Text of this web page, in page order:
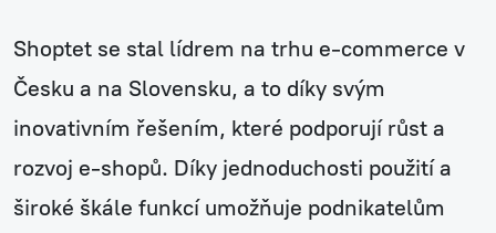
Shoptet se stal lídrem na trhu e-commerce v
Česku a na Slovensku, a to díky svým
inovativním řešením, které podporují růst a
rozvoj e-shopů. Díky jednoduchosti použití a
široké škále funkcí umožňuje podnikatelům